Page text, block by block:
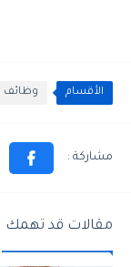
الأقسام وظائف
مقالات قد تهمك